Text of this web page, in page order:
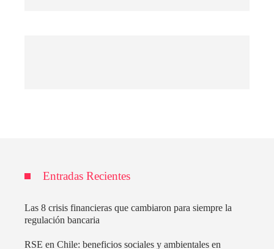
Entradas Recientes
Las 8 crisis financieras que cambiaron para siempre la
regulación bancaria
RSE en Chile: beneficios sociales y ambientales en